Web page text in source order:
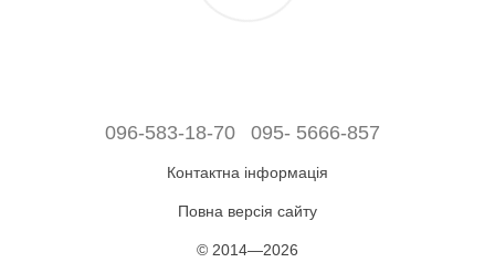
096-583-18-70 095- 5666-857
Контактна інформація
Повна версія сайту
© 2014—2026